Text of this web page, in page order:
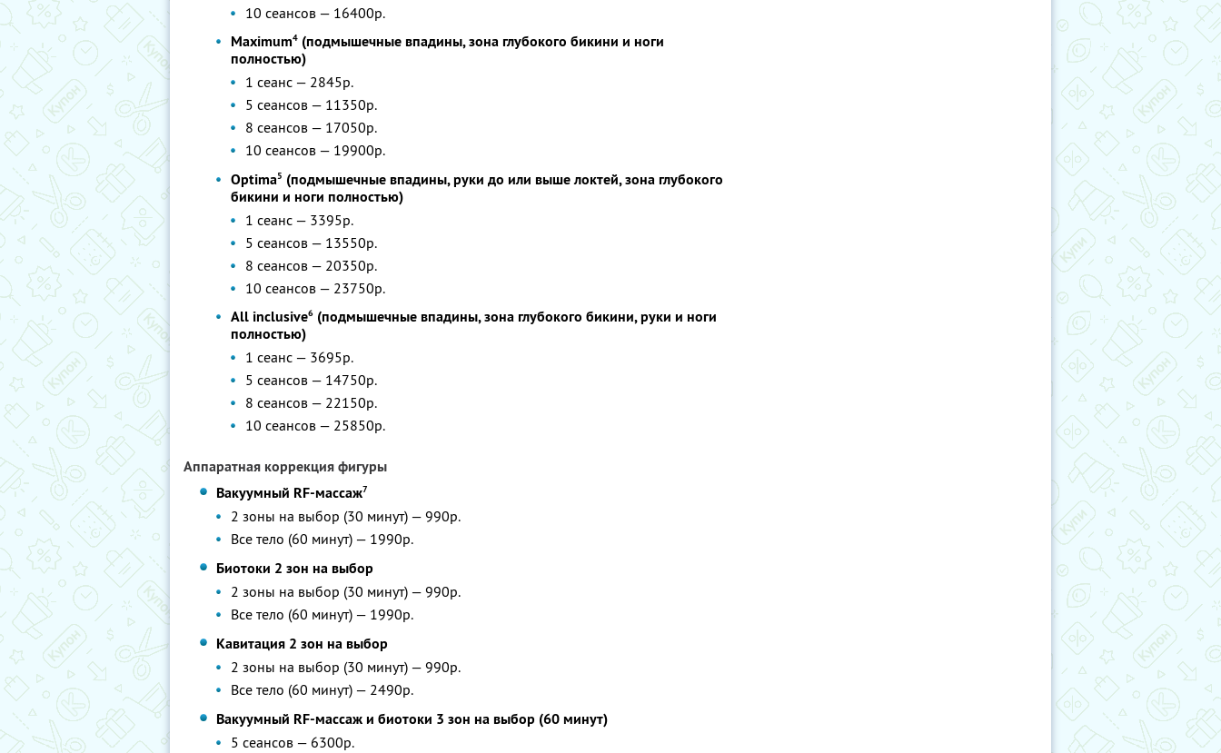
10 сеансов — 16400р.
Maximum4 (подмышечные впадины, зона глубокого бикини и ноги
полностью)
1 сеанс — 2845р.
5 сеансов — 11350р.
8 сеансов — 17050р.
10 сеансов — 19900р.
Optima5 (подмышечные впадины, руки до или выше локтей, зона глубокого
бикини и ноги полностью)
1 сеанс — 3395р.
5 сеансов — 13550р.
8 сеансов — 20350р.
10 сеансов — 23750р.
All inclusive6 (подмышечные впадины, зона глубокого бикини, руки и ноги
полностью)
1 сеанс — 3695р.
5 сеансов — 14750р.
8 сеансов — 22150р.
10 сеансов — 25850р.
Аппаратная коррекция фигуры
Вакуумный RF-массаж7
2 зоны на выбор (30 минут) — 990р.
Все тело (60 минут) — 1990р.
Биотоки 2 зон на выбор
2 зоны на выбор (30 минут) — 990р.
Все тело (60 минут) — 1990р.
Кавитация 2 зон на выбор
2 зоны на выбор (30 минут) — 990р.
Все тело (60 минут) — 2490р.
Вакуумный RF-массаж и биотоки 3 зон на выбор (60 минут)
5 сеансов — 6300р.